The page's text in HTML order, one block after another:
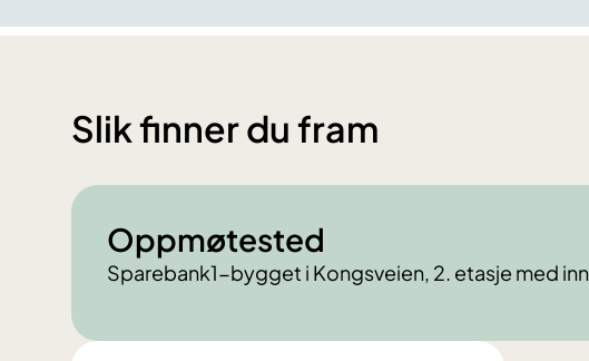
Slik finner du fram
Oppmøtested
Sparebank1-bygget i Kongsveien, 2. etasje med